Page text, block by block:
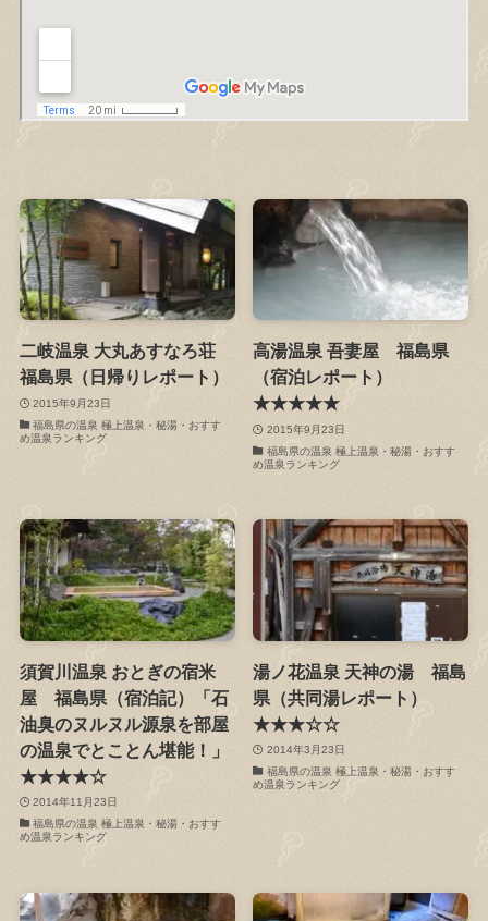
二岐温泉 大丸あすなろ荘
福島県（日帰りレポート）
2015年9月23日
福島県の温泉 極上温泉・秘湯・おすす
め温泉ランキング
高湯温泉 吾妻屋 福島県
（宿泊レポート）
★★★★★
2015年9月23日
福島県の温泉 極上温泉・秘湯・おすす
め温泉ランキング
須賀川温泉 おとぎの宿米
屋 福島県（宿泊記）「石
油臭のヌルヌル源泉を部屋
の温泉でとことん堪能！」
★★★★☆
2014年11月23日
福島県の温泉 極上温泉・秘湯・おすす
め温泉ランキング
湯ノ花温泉 天神の湯 福島
県（共同湯レポート）
★★★☆☆
2014年3月23日
福島県の温泉 極上温泉・秘湯・おすす
め温泉ランキング